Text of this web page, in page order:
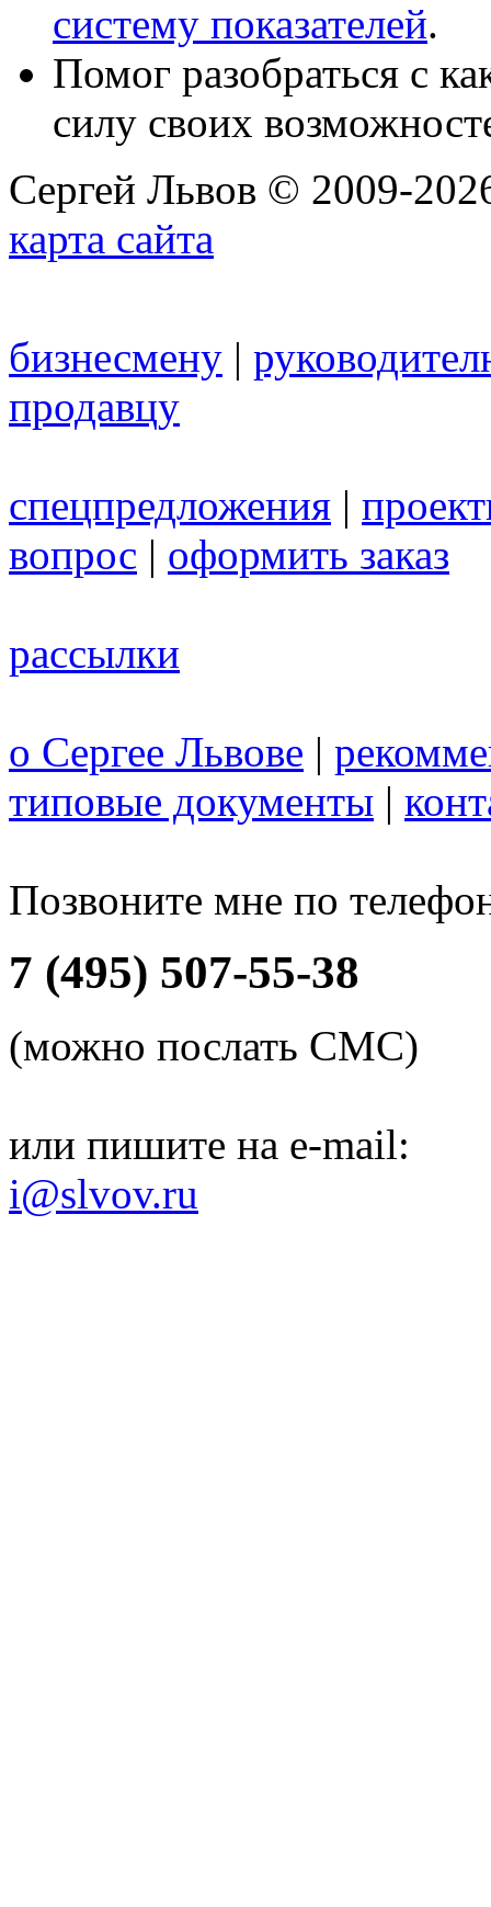
систему показателей.
Помог разобраться с
силу своих
Сергей Львов © 2009-
карта сайта
бизнесмену |
продавцу
спецпредложения |
вопрос | оформить заказ
рассылки
о Сергее Львове |
типовые документы |
Позвоните мне по
7 (495) 507-55-38
(можно послать СМС)
или пишите на e-mail:
i@slvov.ru